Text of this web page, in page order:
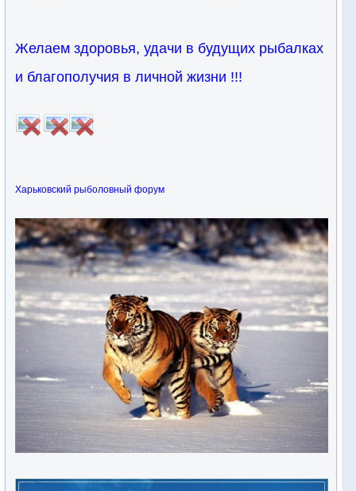
Желаем здоровья, удачи в будущих рыбалках
и благополучия в личной жизни !!!
Харьковский рыболовный форум